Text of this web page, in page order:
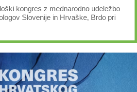
kongres z mednarodno udeležbo
Slovenije in Hrvaške, Brdo pri